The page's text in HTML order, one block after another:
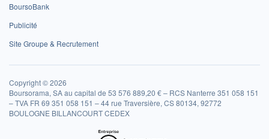
BoursoBank
Publicité
Site Groupe & Recrutement
Copyright © 2026
Boursorama, SA au capital de 53 576 889,20 € – RCS Nanterre 351 058 151
– TVA FR 69 351 058 151 – 44 rue Traversière, CS 80134, 92772
BOULOGNE BILLANCOURT CEDEX